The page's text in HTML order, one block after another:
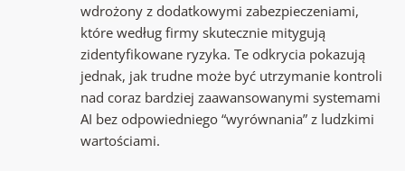
wdrożony z dodatkowymi zabezpieczeniami,
które według firmy skutecznie mitygują
zidentyfikowane ryzyka. Te odkrycia pokazują
jednak, jak trudne może być utrzymanie kontroli
nad coraz bardziej zaawansowanymi systemami
AI bez odpowiedniego “wyrównania” z ludzkimi
wartościami.